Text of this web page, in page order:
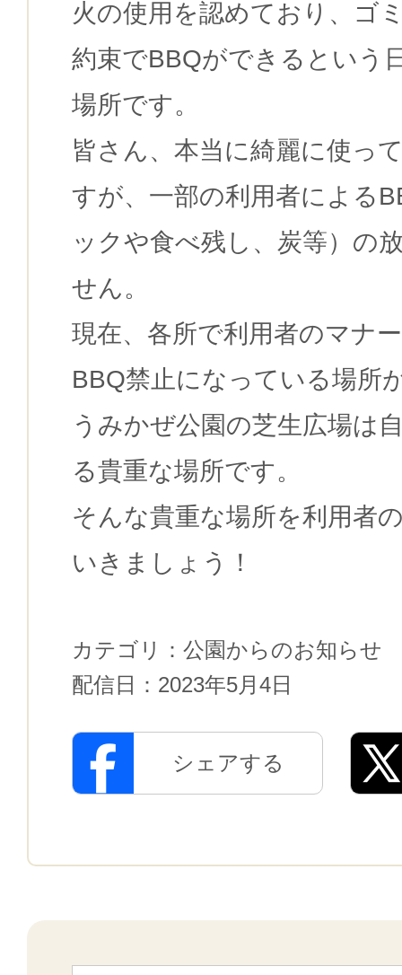
火の使用を認めており、ゴ
約束でBBQができるという
場所です。
皆さん、本当に綺麗に使っ
すが、一部の利用者による
ックや食べ残し、炭等）の
せん。
現在、各所で利用者のマナ
BBQ禁止になっている場所
うみかぜ公園の芝生広場は
る貴重な場所です。
そんな貴重な場所を利用者
いきましょう！
カテゴリ： 公園からのお知らせ
配信日： 2023年5月4日
シェアする